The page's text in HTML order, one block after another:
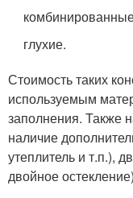
глухие.
Стоимость таких
используемым
заполнения. Также
наличие
утеплитель и т.п.),
двойное